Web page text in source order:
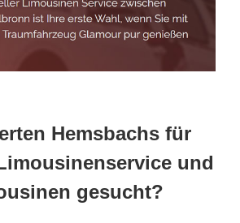
Hemsbachs für
und
gesucht?